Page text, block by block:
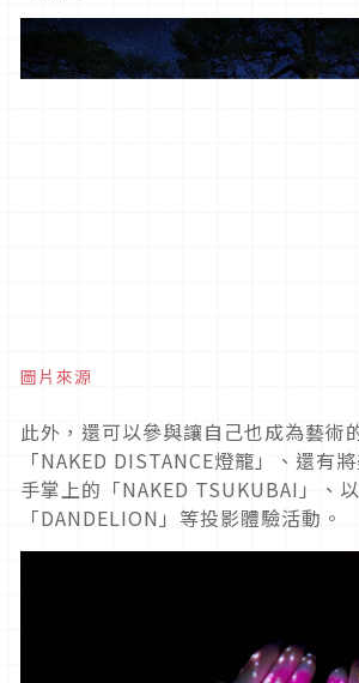
圖片來源
此外，還可以參與讓自己也成為藝術
「NAKED DISTANCE燈籠」、還有
手掌上的「NAKED TSUKUBAI 」、
「DANDELION」等投影體驗活動。